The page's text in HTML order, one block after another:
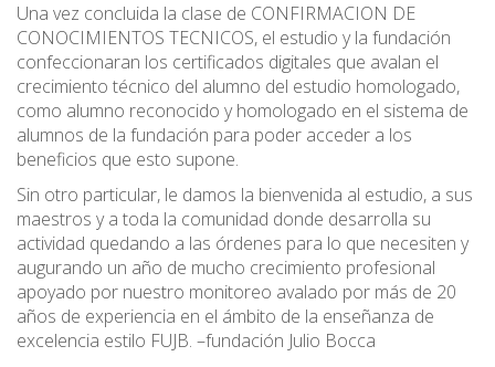
Una vez concluida la clase de CONFIRMACION DE
CONOCIMIENTOS TECNICOS, el estudio y la fundación
confeccionaran los certificados digitales que avalan el
crecimiento técnico del alumno del estudio homologado,
como alumno reconocido y homologado en el sistema de
alumnos de la fundación para poder acceder a los
beneficios que esto supone.
Sin otro particular, le damos la bienvenida al estudio, a sus
maestros y a toda la comunidad donde desarrolla su
actividad quedando a las órdenes para lo que necesiten y
augurando un año de mucho crecimiento profesional
apoyado por nuestro monitoreo avalado por más de 20
años de experiencia en el ámbito de la enseñanza de
excelencia estilo FUJB. –fundación Julio Bocca